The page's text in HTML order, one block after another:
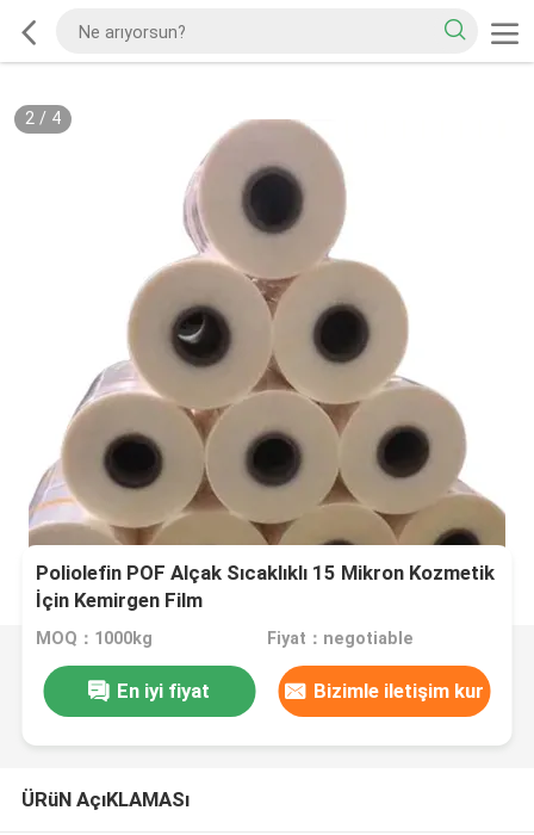
2/ 4
Poliolefin POF Alçak Sıcaklıklı 15 Mikron Kozmetik
İçin Kemirgen Film
MOQ：1000kg Fiyat：negotiable
En iyi fiyat Bizimle iletişim kur
ÜRüN AçıKLAMASı